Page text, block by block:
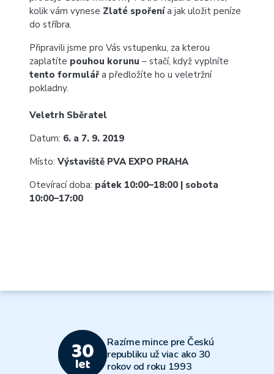
kolik vám vynese Zlaté spořenía jak uložit peníze
do stříbra.
Připravili jsme pro Vás vstupenku, za kterou
zaplatíte pouhou korunu – stačí, když vyplníte
tento formulář a předložíte ho u veletržní
pokladny.
Veletrh Sběratel
Datum: 6. a 7. 9. 2019
Místo: Výstaviště PVA EXPO PRAHA
Otevírací doba: pátek 10:00–18:00 | sobota
10:00–17:00
Razíme mince pre Českú
republiku už viac ako 30
rokov od roku 1993